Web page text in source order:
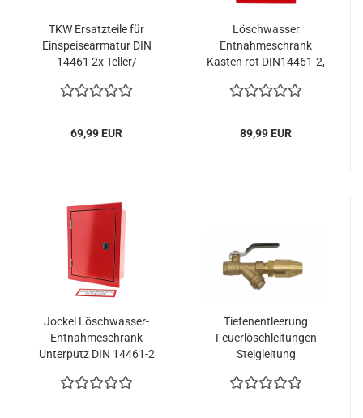
TKW Ersatzteile für
Einspeisearmatur DIN
14461 2x Teller/
Druckfeder
69,99 EUR
Löschwasser
Entnahmeschrank
Kasten rot DIN14461-2,
89,99 EUR
Jockel Löschwasser-
Entnahmeschrank
Unterputz DIN 14461-2
Tiefenentleerung
Feuerlöschleitungen
Steigleitung
bar